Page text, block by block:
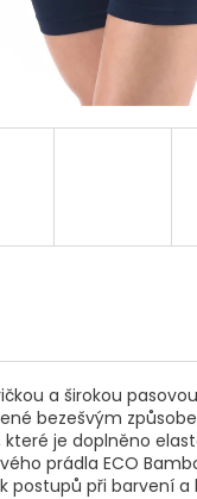
a širokou
bezešvým
je doplněno
prádla ECO
postupů při barvení